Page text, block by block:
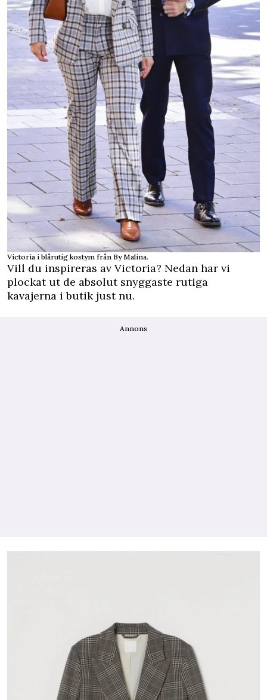
Victoria i blårutig kostym från By Malina.
Vill du inspireras av Victoria? Nedan har vi
plockat ut de absolut snyggaste rutiga
kavajerna i butik just nu.
Annons